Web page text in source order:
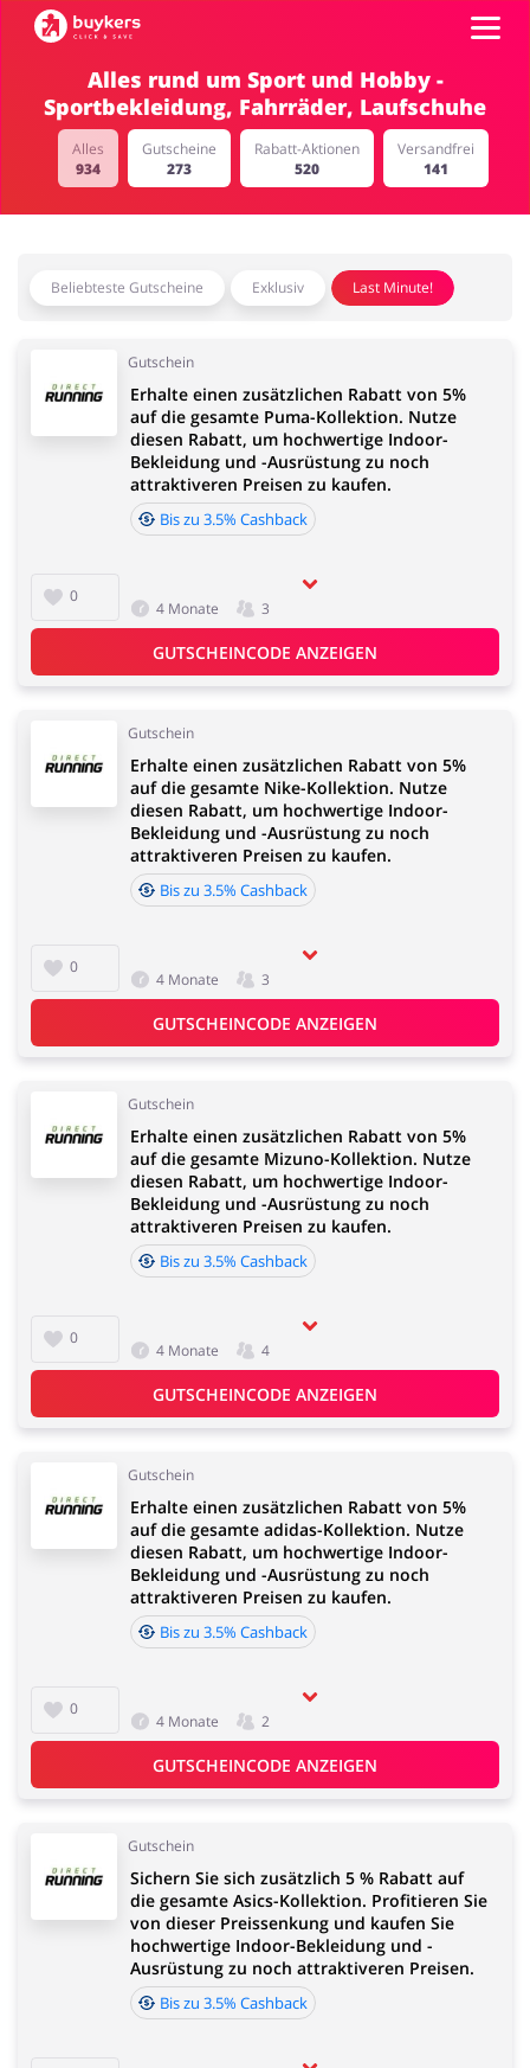
Kategorien
Essen & Trinken Beauty & Gesundheit
Kfz
Schreibwaren
Sport & Hobby Schmuck & Uhren
Mobilfunknetze
Bücher, Medien, Software
Top100
Einloggen
Registrieren
Alles rund um Sport und Hobby -
Sportbekleidung, Fahrräder, Laufschuhe
Alles
934
Gutscheine
273
Rabatt-Aktionen
520
Versandfrei
141
Beliebteste Gutscheine Exklusiv Last Minute!
Gutschein
0
Erhalte einen zusätzlichen Rabatt von 5%
auf die gesamte Puma-Kollektion. Nutze
diesen Rabatt, um hochwertige Indoor-
Bekleidung und -Ausrüstung zu noch
attraktiveren Preisen zu kaufen.
Bis zu 3.5% Cashback
4 Monate 3
GUTSCHEINCODE ANZEIGEN
Gutschein
0
Erhalte einen zusätzlichen Rabatt von 5%
auf die gesamte Nike-Kollektion. Nutze
diesen Rabatt, um hochwertige Indoor-
Bekleidung und -Ausrüstung zu noch
attraktiveren Preisen zu kaufen.
Bis zu 3.5% Cashback
4 Monate 3
GUTSCHEINCODE ANZEIGEN
Gutschein
0
Erhalte einen zusätzlichen Rabatt von 5%
auf die gesamte Mizuno-Kollektion. Nutze
diesen Rabatt, um hochwertige Indoor-
Bekleidung und -Ausrüstung zu noch
attraktiveren Preisen zu kaufen.
Bis zu 3.5% Cashback
4 Monate 4
GUTSCHEINCODE ANZEIGEN
Gutschein
0
Erhalte einen zusätzlichen Rabatt von 5%
auf die gesamte adidas-Kollektion. Nutze
diesen Rabatt, um hochwertige Indoor-
Bekleidung und -Ausrüstung zu noch
attraktiveren Preisen zu kaufen.
Bis zu 3.5% Cashback
4 Monate 2
GUTSCHEINCODE ANZEIGEN
Gutschein
Sichern Sie sich zusätzlich 5 % Rabatt auf
die gesamte Asics-Kollektion. Profitieren Sie
von dieser Preissenkung und kaufen Sie
hochwertige Indoor-Bekleidung und -
Ausrüstung zu noch attraktiveren Preisen.
Bis zu 3.5% Cashback